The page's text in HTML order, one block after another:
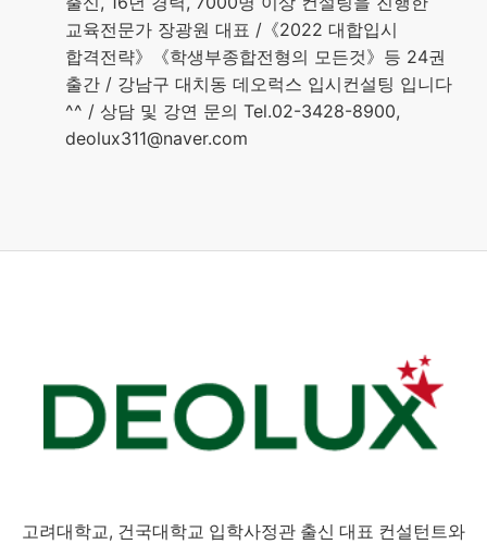
교육전문가 장광원 대표 /《2022 대합입시
합격전략》《학생부종합전형의 모든것》등 24권
출간 / 강남구 대치동 데오럭스 입시컨설팅 입니다
^^ / 상담 및 강연 문의 Tel.02-3428-8900,
deolux311@naver.com
고려대학교, 건국대학교 입학사정관 출신 대표 컨설턴트와